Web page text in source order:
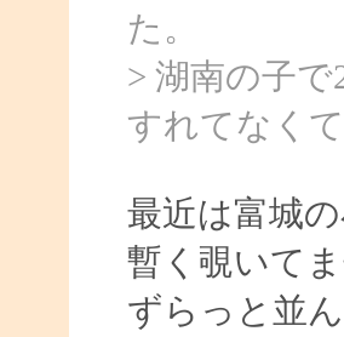
た。
> 湖南の子
すれてなく
最近は富城
暫く覗いて
ずらっと並